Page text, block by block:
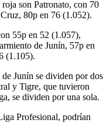
son Patronato, con 70
80p en 76 (1.052).
55p en 52 (1.057),
de Junín, 57p en
(1.105).
Junín se dividen por dos
y Tigre, que tuvieron
se dividen por una sola.
Profesional, podrían